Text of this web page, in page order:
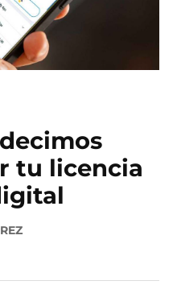
tu licencia